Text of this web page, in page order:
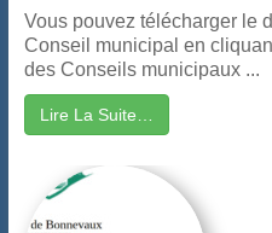
Vous pouvez télécharger le
Conseil municipal en
des Conseils municipaux ...
Lire La Suite…